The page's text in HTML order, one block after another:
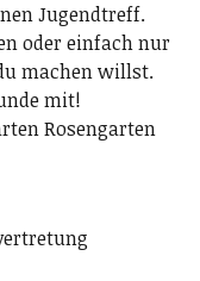
Jugendtreff.
oder einfach nur
machen willst.
mit!
Rosengarten